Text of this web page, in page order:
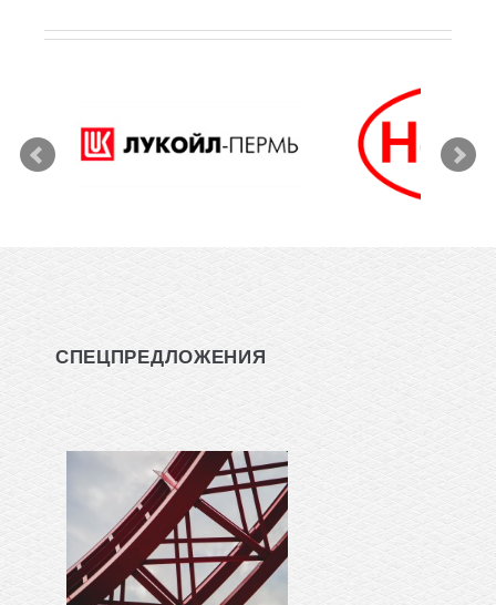
СПЕЦПРЕДЛОЖЕНИЯ